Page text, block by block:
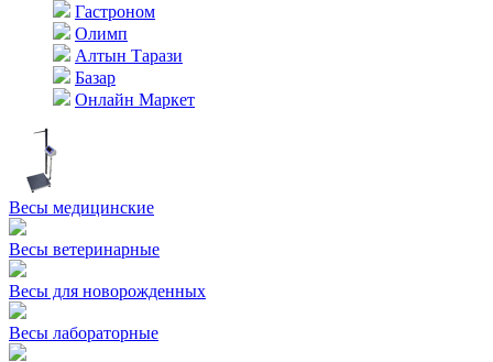
Гастроном
Олимп
Алтын Тарази
Базар
Онлайн Маркет
Весы медицинские
Весы ветеринарные
Весы для новорожденных
Весы лабораторные